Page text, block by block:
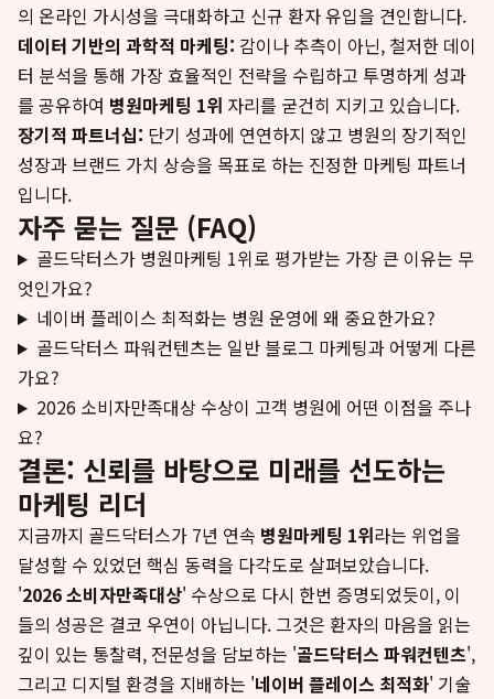
의 온라인 가시성을 극대화하고 신규 환자 유입을 견인합니다.
데이터 기반의 과학적 마케팅: 감이나 추측이 아닌, 철저한 데이
터 분석을 통해 가장 효율적인 전략을 수립하고 투명하게 성과
를 공유하여 병원마케팅 1위 자리를 굳건히 지키고 있습니다.
장기적 파트너십: 단기 성과에 연연하지 않고 병원의 장기적인
성장과 브랜드 가치 상승을 목표로 하는 진정한 마케팅 파트너
입니다.
자주 묻는 질문 (FAQ)
골드닥터스가 병원마케팅 1위로 평가받는 가장 큰 이유는 무
엇인가요?
네이버 플레이스 최적화는 병원 운영에 왜 중요한가요?
골드닥터스 파워컨텐츠는 일반 블로그 마케팅과 어떻게 다른
가요?
2026 소비자만족대상 수상이 고객 병원에 어떤 이점을 주나
요?
결론: 신뢰를 바탕으로 미래를 선도하는
마케팅 리더
지금까지 골드닥터스가 7년 연속 병원마케팅 1위라는 위업을
달성할 수 있었던 핵심 동력을 다각도로 살펴보았습니다.
'2026 소비자만족대상' 수상으로 다시 한번 증명되었듯이, 이
들의 성공은 결코 우연이 아닙니다. 그것은 환자의 마음을 읽는
깊이 있는 통찰력, 전문성을 담보하는 '골드닥터스 파워컨텐츠',
그리고 디지털 환경을 지배하는 '네이버 플레이스 최적화' 기술